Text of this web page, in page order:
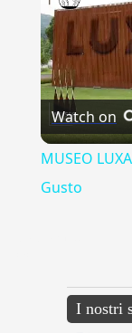
Watch on
MUSEO
Gusto
I nostri